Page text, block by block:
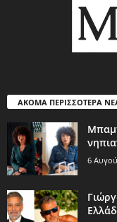
ΑΚΟΜΑ ΠΕΡΙΣΣΟΤΕΡΑ
6